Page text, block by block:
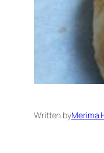
Written byMerima